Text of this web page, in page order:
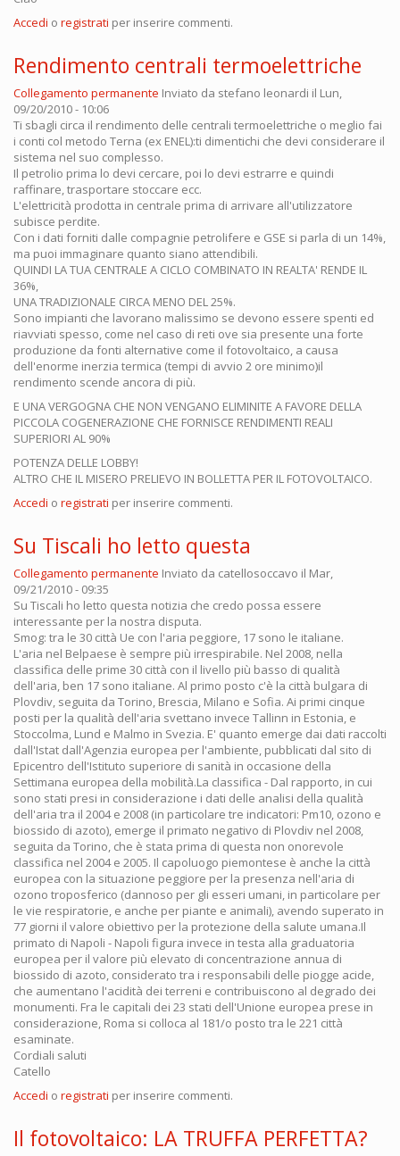
Accedi o registrati per inserire commenti.
Rendimento centrali termoelettriche
Collegamento permanente Inviato da stefano leonardi il Lun,
09/20/2010 - 10:06
Ti sbagli circa il rendimento delle centrali termoelettriche o meglio fai
i conti col metodo Terna (ex ENEL):ti dimentichi che devi considerare il
sistema nel suo complesso.
Il petrolio prima lo devi cercare, poi lo devi estrarre e quindi
raffinare, trasportare stoccare ecc.
L'elettricità prodotta in centrale prima di arrivare all'utilizzatore
subisce perdite.
Con i dati forniti dalle compagnie petrolifere e GSE si parla di un 14%,
ma puoi immaginare quanto siano attendibili.
QUINDI LA TUA CENTRALE A CICLO COMBINATO IN REALTA' RENDE IL
36%,
UNA TRADIZIONALE CIRCA MENO DEL 25%.
Sono impianti che lavorano malissimo se devono essere spenti ed
riavviati spesso, come nel caso di reti ove sia presente una forte
produzione da fonti alternative come il fotovoltaico, a causa
dell'enorme inerzia termica (tempi di avvio 2 ore minimo)il
rendimento scende ancora di più.
E UNA VERGOGNA CHE NON VENGANO ELIMINITE A FAVORE DELLA
PICCOLA COGENERAZIONE CHE FORNISCE RENDIMENTI REALI
SUPERIORI AL 90%
POTENZA DELLE LOBBY!
ALTRO CHE IL MISERO PRELIEVO IN BOLLETTA PER IL FOTOVOLTAICO.
Accedi o registrati per inserire commenti.
Su Tiscali ho letto questa
Collegamento permanente Inviato da catellosoccavo il Mar,
09/21/2010 - 09:35
Su Tiscali ho letto questa notizia che credo possa essere
interessante per la nostra disputa.
Smog: tra le 30 città Ue con l'aria peggiore, 17 sono le italiane.
L'aria nel Belpaese è sempre più irrespirabile. Nel 2008, nella
classifica delle prime 30 città con il livello più basso di qualità
dell'aria, ben 17 sono italiane. Al primo posto c'è la città bulgara di
Plovdiv, seguita da Torino, Brescia, Milano e Sofia. Ai primi cinque
posti per la qualità dell'aria svettano invece Tallinn in Estonia, e
Stoccolma, Lund e Malmo in Svezia. E' quanto emerge dai dati raccolti
dall'Istat dall'Agenzia europea per l'ambiente, pubblicati dal sito di
Epicentro dell'Istituto superiore di sanità in occasione della
Settimana europea della mobilità.La classifica - Dal rapporto, in cui
sono stati presi in considerazione i dati delle analisi della qualità
dell'aria tra il 2004 e 2008 (in particolare tre indicatori: Pm10, ozono e
biossido di azoto), emerge il primato negativo di Plovdiv nel 2008,
seguita da Torino, che è stata prima di questa non onorevole
classifica nel 2004 e 2005. Il capoluogo piemontese è anche la città
europea con la situazione peggiore per la presenza nell'aria di
ozono troposferico (dannoso per gli esseri umani, in particolare per
le vie respiratorie, e anche per piante e animali), avendo superato in
77 giorni il valore obiettivo per la protezione della salute umana.Il
primato di Napoli - Napoli figura invece in testa alla graduatoria
europea per il valore più elevato di concentrazione annua di
biossido di azoto, considerato tra i responsabili delle piogge acide,
che aumentano l'acidità dei terreni e contribuiscono al degrado dei
monumenti. Fra le capitali dei 23 stati dell'Unione europea prese in
considerazione, Roma si colloca al 181/o posto tra le 221 città
esaminate.
Cordiali saluti
Catello
Accedi o registrati per inserire commenti.
Il fotovoltaico: LA TRUFFA PERFETTA?